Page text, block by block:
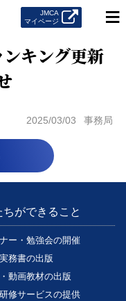
≡
JMCA
マイページ
キング更新
2025/03/03 事務局
ちができること
ー・勉強会の開催
務書の出版
動画教材の出版
修サービスの提供